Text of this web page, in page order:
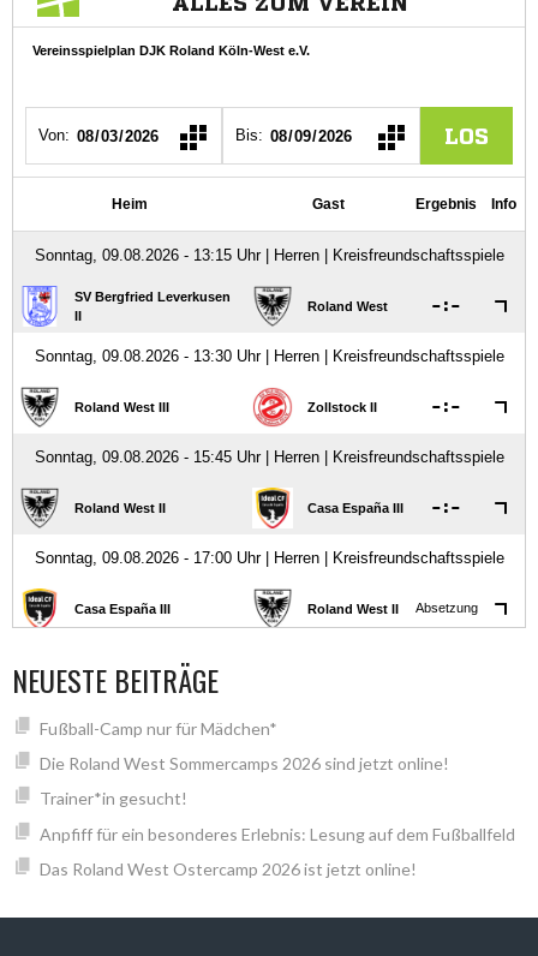
NEUESTE BEITRÄGE
Fußball-Camp nur für Mädchen*
Die Roland West Sommercamps 2026 sind jetzt online!
Trainer*in gesucht!
Anpfiff für ein besonderes Erlebnis: Lesung auf dem Fußballfeld
Das Roland West Ostercamp 2026 ist jetzt online!